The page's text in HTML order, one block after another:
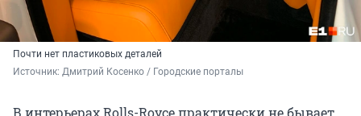
Почти нет пластиковых деталей
Источник: Дмитрий Косенко / Городские порталы
В интерьерах Rolls-Royce практически не бывает